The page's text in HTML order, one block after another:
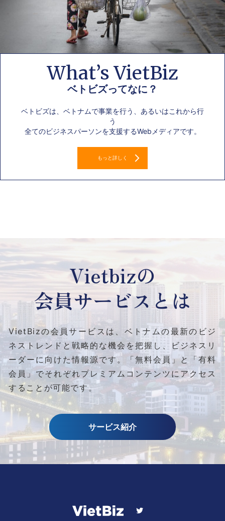
What’s VietBiz
ベトビズってなに？
ベトビズは、ベトナムで事業を行う、あるいはこれから行
う
全てのビジネスパーソンを支援するWebメディアです。
もっと詳しく
Vietbizの
会員サービスとは
VietBizの会員サービスは、ベトナムの最新のビジ
ネストレンドと戦略的な機会を把握し、ビジネスリ
ーダーに向けた情報源です。
「無料会員」と「有料
会員」でそれぞれプレミアムコンテンツにアクセス
することが可能です。
サービス紹介